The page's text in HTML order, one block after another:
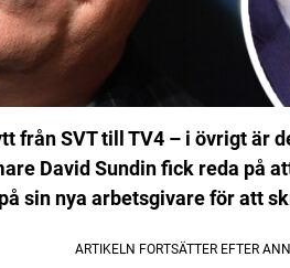
från SVT till TV4 – i övrigt är
David Sundin fick reda på
sin nya arbetsgivare för att